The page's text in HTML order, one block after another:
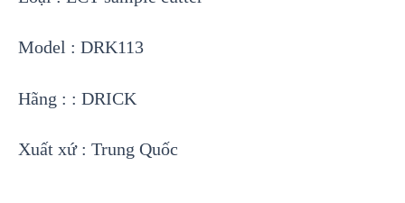
Model : DRK113
Hãng : : DRICK
Xuất xứ : Trung Quốc